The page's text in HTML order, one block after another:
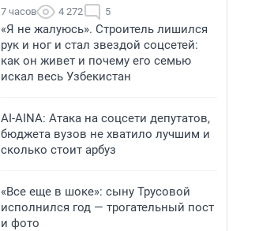
7 часов 4 272 5
«Я не жалуюсь». Строитель лишился
рук и ног и стал звездой соцсетей:
как он живет и почему его семью
искал весь Узбекистан
AI-AINA: Атака на соцсети депутатов,
бюджета вузов не хватило лучшим и
сколько стоит арбуз
«Все еще в шоке»: сыну Трусовой
исполнился год — трогательный пост
и фото